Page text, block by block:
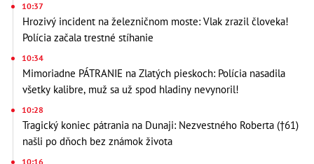
10:37
Hrozivý incident na železničnom moste: Vlak zrazil človeka!
Polícia začala trestné stíhanie
10:34
Mimoriadne PÁTRANIE na Zlatých pieskoch: Polícia nasadila
všetky kalibre, muž sa už spod hladiny nevynoril!
10:28
Tragický koniec pátrania na Dunaji: Nezvestného Roberta (†61)
našli po dňoch bez známok života
10:16